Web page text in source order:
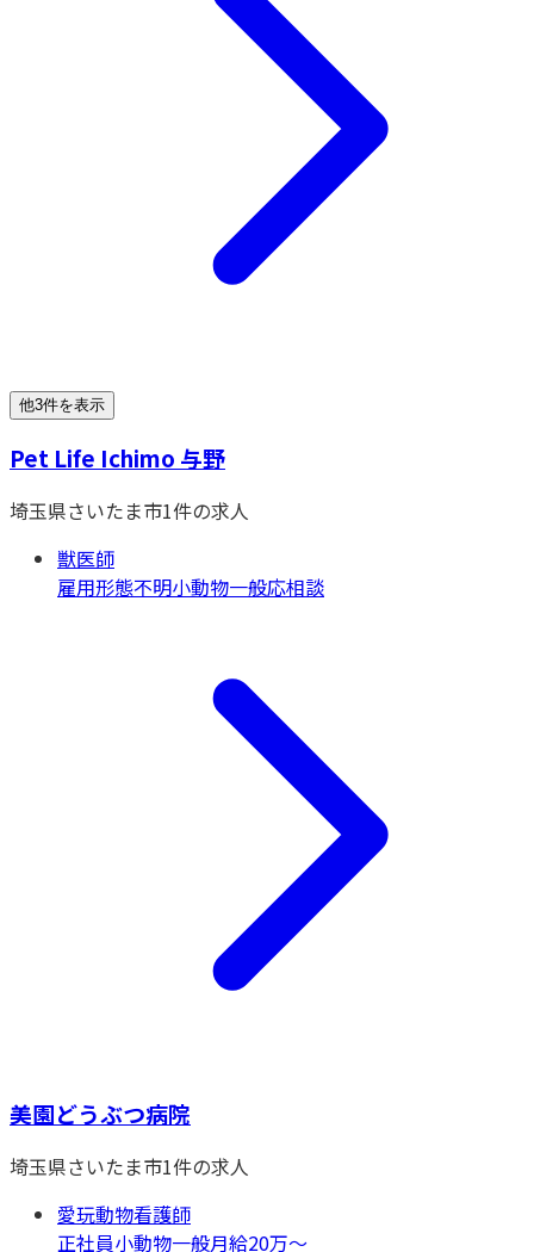
他3件を表示
Pet Life Ichimo 与野
埼玉県さいたま市1件の求人
獣医師
雇用形態不明小動物一般応相談
美園どうぶつ病院
埼玉県さいたま市1件の求人
愛玩動物看護師
正社員小動物一般月給20万〜